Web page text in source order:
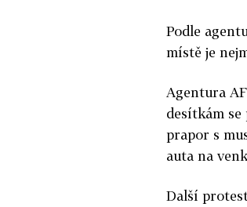
Podle
místě je
Agentura
desítkám
prapor s
auta na
Další